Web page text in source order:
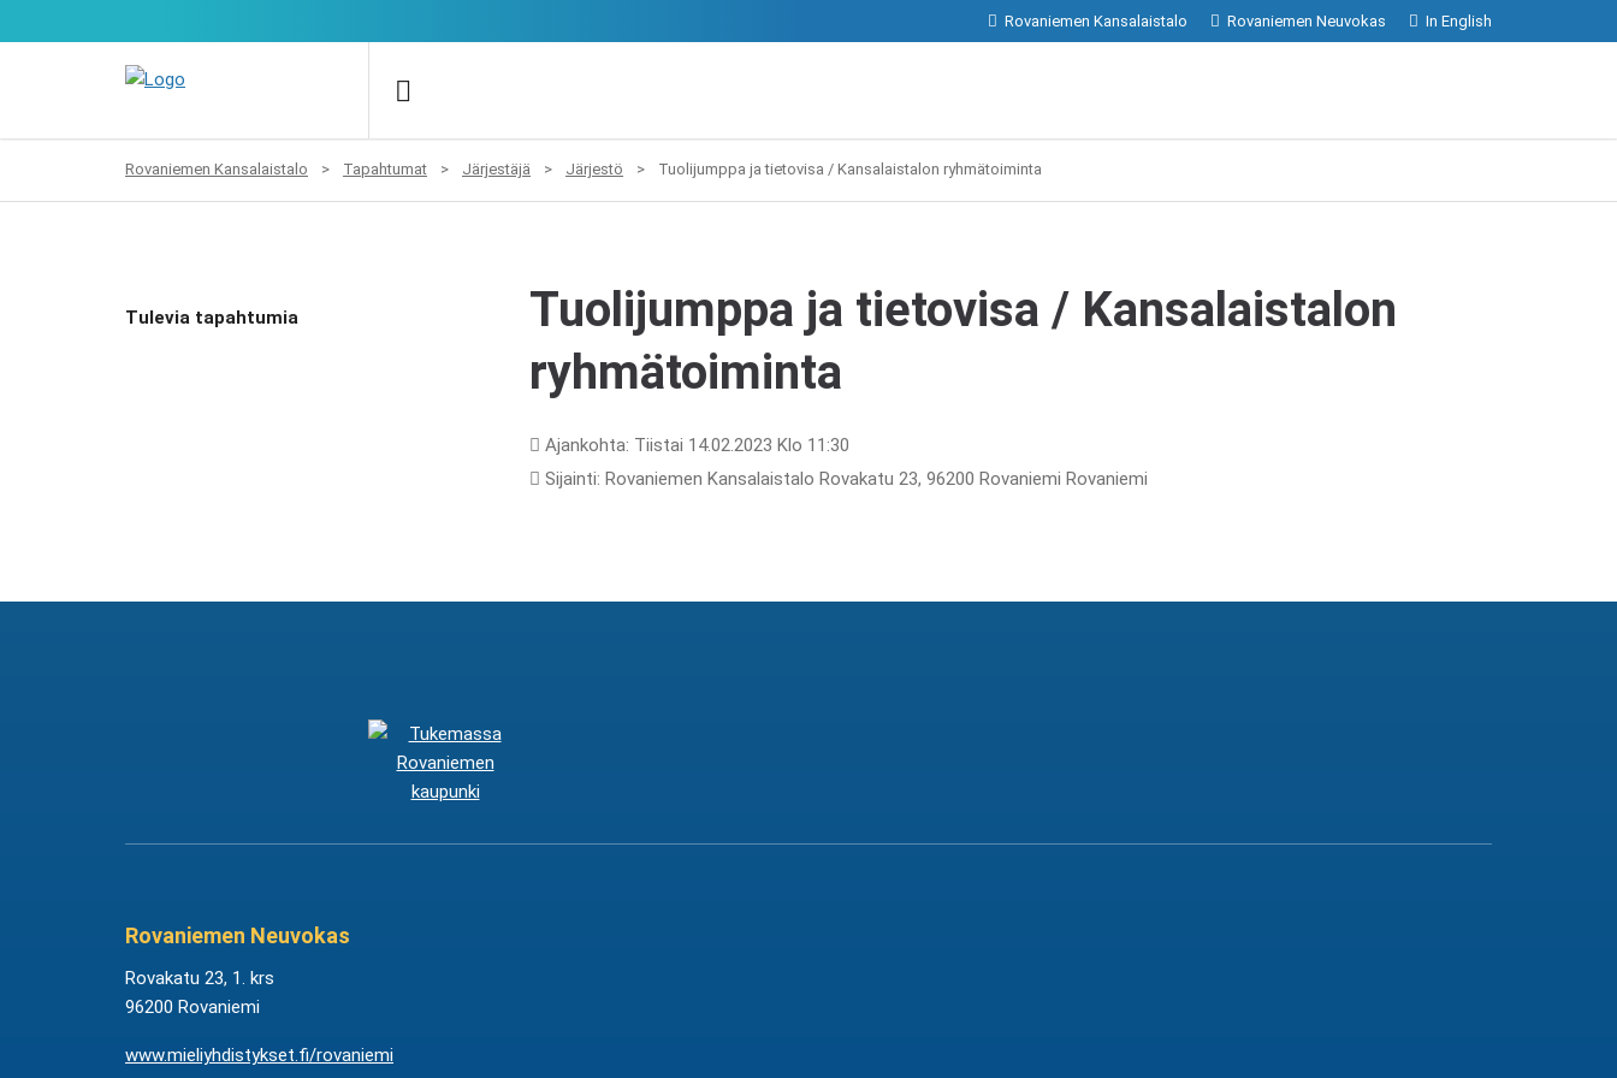
Rovaniemen Kansalaistalo Rovaniemen Neuvokas In English
Rovaniemen Kansalaistalo > Tapahtumat > Järjestäjä > Järjestö > Tuolijumppa ja tietovisa / Kansalaistalon ryhmätoiminta
Tulevia tapahtumia
Tuolijumppa ja tietovisa / Kansalaistalon
ryhmätoiminta
Ajankohta: Tiistai 14.02.2023 Klo 11:30
Sijainti: Rovaniemen Kansalaistalo Rovakatu 23, 96200 Rovaniemi Rovaniemi
Rovaniemen Neuvokas
Rovakatu 23, 1. krs
96200 Rovaniemi
www.mieliyhdistykset.fi/rovaniemi